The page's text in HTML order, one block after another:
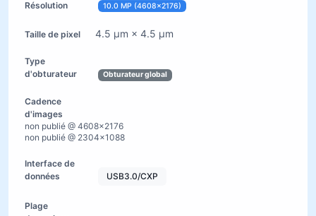
10.0 MP (4608×2176)
4.5 µm × 4.5 µm
Obturateur global
non publié @ 4608×2176
non publié @ 2304×1088
USB3.0/CXP